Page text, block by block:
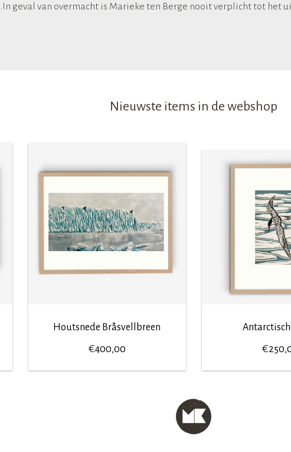
geval van overmacht is Marieke ten Berge nooit verplicht tot het
Nieuwste items in de webshop
Houtsnede Bråsvellbreen
€400,00 €